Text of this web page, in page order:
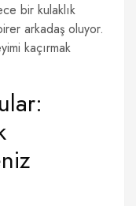
bir kulaklık
arkadaş oluyor.
kaçırmak